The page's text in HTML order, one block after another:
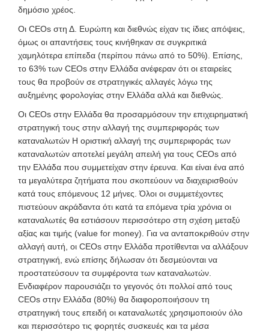
δημόσιο χρέος.
Οι CEOs στη Δ. Ευρώπη και διεθνώς είχαν τις ίδιες απόψεις,
όμως οι απαντήσεις τους κινήθηκαν σε συγκριτικά
χαμηλότερα επίπεδα (περίπου πάνω από το 50%). Επίσης,
το 63% των CEOs στην Ελλάδα ανέφεραν ότι οι εταιρείες
τους θα προβούν σε στρατηγικές αλλαγές λόγω της
αυξημένης φορολογίας στην Ελλάδα αλλά και διεθνώς.
Οι CEOs στην Ελλάδα θα προσαρμόσουν την επιχειρηματική
στρατηγική τους στην αλλαγή της συμπεριφοράς των
καταναλωτών Η οριστική αλλαγή της συμπεριφοράς των
καταναλωτών αποτελεί μεγάλη απειλή για τους CEOs από
την Ελλάδα που συμμετείχαν στην έρευνα. Και είναι ένα από
τα μεγαλύτερα ζητήματα που σκοπεύουν να διαχειρισθούν
κατά τους επόμενους 12 μήνες. Όλοι οι συμμετέχοντες
πιστεύουν ακράδαντα ότι κατά τα επόμενα τρία χρόνια οι
καταναλωτές θα εστιάσουν περισσότερο στη σχέση μεταξύ
αξίας και τιμής (value for money). Για να ανταποκριθούν στην
αλλαγή αυτή, οι CEOs στην Ελλάδα προτίθενται να αλλάξουν
στρατηγική, ενώ επίσης δήλωσαν ότι δεσμεύονται να
προστατεύσουν τα συμφέροντα των καταναλωτών.
Ενδιαφέρον παρουσιάζει το γεγονός ότι πολλοί από τους
CEOs στην Ελλάδα (80%) θα διαφοροποιήσουν τη
στρατηγική τους επειδή οι καταναλωτές χρησιμοποιούν όλο
και περισσότερο τις φορητές συσκευές και τα μέσα